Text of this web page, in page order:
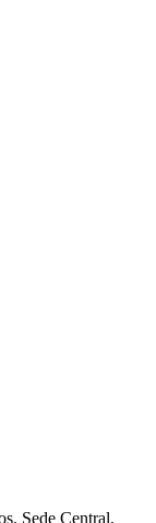
Sede Central,